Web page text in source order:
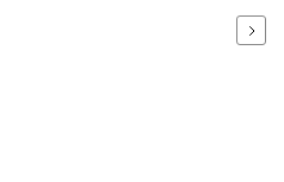
Next